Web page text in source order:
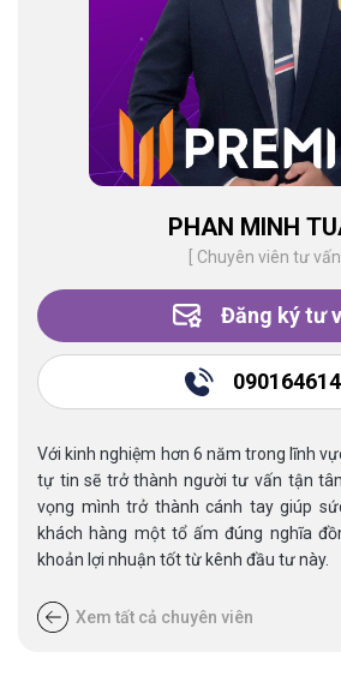
PHAN MINH
[ Chuyên viên tư vấn ]
Đăng ký tư
Với kinh nghiệm hơn 6 năm trong lĩnh
tự tin sẽ trở thành người tư vấn tận
vọng mình trở thành cánh tay giúp
khách hàng một tổ ấm đúng nghĩa
khoản lợi nhuận tốt từ kênh đầu tư này.
Xem tất cả chuyên viên